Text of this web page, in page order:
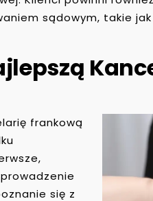
sądowym, takie
frankową
się z